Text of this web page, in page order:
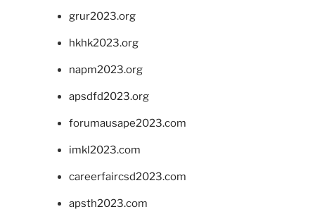
grur2023.org
hkhk2023.org
napm2023.org
apsdfd2023.org
forumausape2023.com
imkl2023.com
careerfaircsd2023.com
apsth2023.com